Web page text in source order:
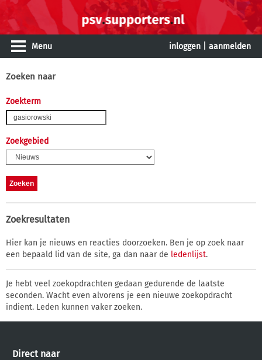
Menu inloggen aanmelden
Zoeken naar
Zoekterm
Zoekgebied
Zoekresultaten
Hier kan je nieuws en reacties doorzoeken. Ben je op zoek naar
een bepaald lid van de site, ga dan naar de ledenlijst.
Je hebt veel zoekopdrachten gedaan gedurende de laatste
seconden. Wacht even alvorens je een nieuwe zoekopdracht
indient. Leden kunnen vaker zoeken.
Direct naar